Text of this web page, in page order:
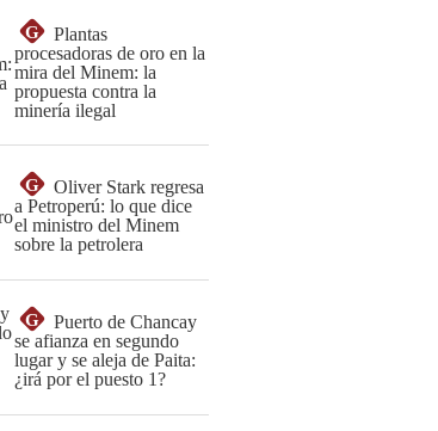
G
Plantas
procesadoras de oro en la
mira del Minem: la
propuesta contra la
minería ilegal
G
Oliver Stark regresa
a Petroperú: lo que dice
el ministro del Minem
sobre la petrolera
G
Puerto de Chancay
se afianza en segundo
lugar y se aleja de Paita:
¿irá por el puesto 1?